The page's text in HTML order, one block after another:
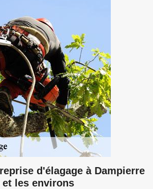
d'élagage à Dampierre
les environs